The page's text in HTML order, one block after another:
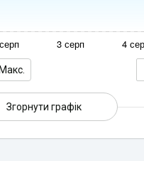
Згорнути графік